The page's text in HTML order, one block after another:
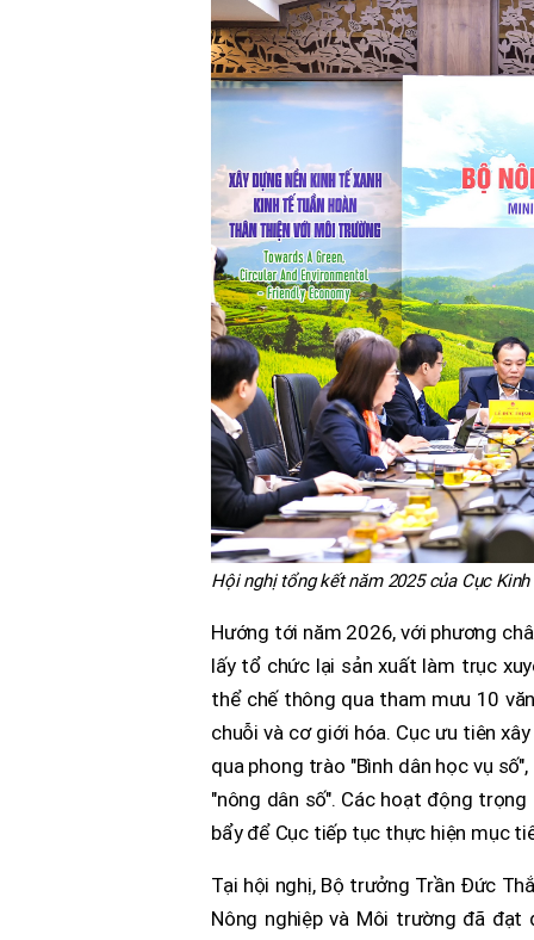
Hội nghị tổng kết năm 2025 của Cục
Hướng tới năm 2026, với phương
lấy tổ chức lại sản xuất làm trục
thể chế thông qua tham mưu 10
chuỗi và cơ giới hóa. Cục ưu tiên
qua phong trào "Bình dân học vụ
"nông dân số". Các hoạt động
bẩy để Cục tiếp tục thực hiện mục
Tại hội nghị, Bộ trưởng Trần Đức
Nông nghiệp và Môi trường đã